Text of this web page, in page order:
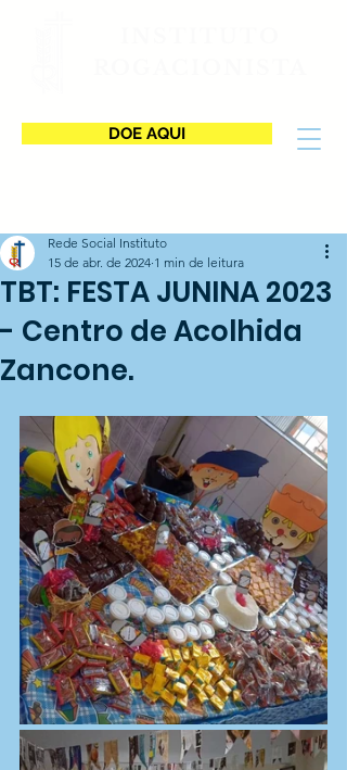
DOE AQUI
TBT: FESTA JUNINA 2023
- Centro de Acolhida
Zancone.
Rede Social Instituto
15 de abr. de 2024 1 min de leitura